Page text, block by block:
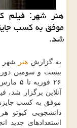
هنر شهر: فیلم
موفق به کسب
شد.
به گزارش هنر
شهر
بیست و سومین
موفق به کسب
دانشجویی کیوتو
استعدادهای جدید